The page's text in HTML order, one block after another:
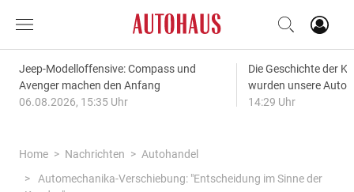
Jeep-Modelloffensive: Compass und
Avenger machen den Anfang
06.08.2026, 15:35 Uhr
Die Geschichte der
wurden unsere
14:29 Uhr
Home Nachrichten
Autohandel
Automechanika-Verschiebung: "Entscheidung im Sinne der